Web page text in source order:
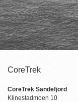
CoreTrek
CoreTrek Sandefjord
Klinestadmoen 10